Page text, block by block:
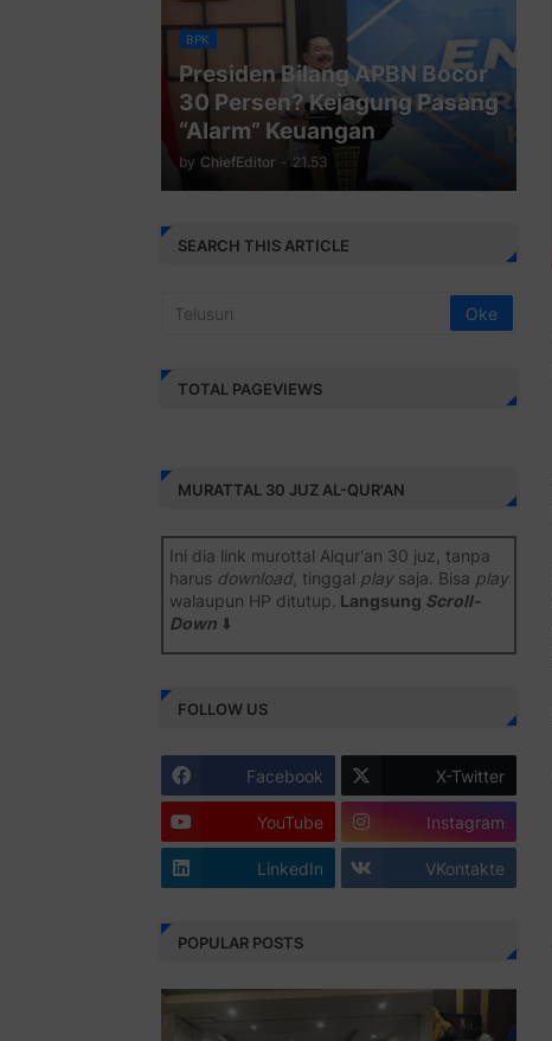
BPK
Presiden Bilang APBN Bocor
30 Persen? Kejagung Pasang
“Alarm” Keuangan
by ChiefEditor - 21.53
SEARCH THIS ARTICLE
TOTAL PAGEVIEWS
MURATTAL 30 JUZ AL-QUR'AN
Ini dia link murottal Alqur'an 30 juz, tanpa
harus download, tinggal playsaja. Bisa play
walaupun HP ditutup. Langsung Scroll-
Down⬇️
Juz 1 ⇨http://j.mp/2b8SiNO
Juz 2 ⇨http://j.mp/2b8RJmQ
Juz 3 ⇨http://j.mp/2bFSrtF
Juz 4 ⇨http://j.mp/2b8SXi3
Juz 5 ⇨http://j.mp/2b8RZm3
Juz 6 ⇨http://j.mp/28MBohs
Juz 7 ⇨http://j.mp/2bFRIZC
http://j.mp/2bufF7o
FOLLOW US
Facebook X-Twitter
YouTube Instagram
LinkedIn VKontakte
POPULAR POSTS